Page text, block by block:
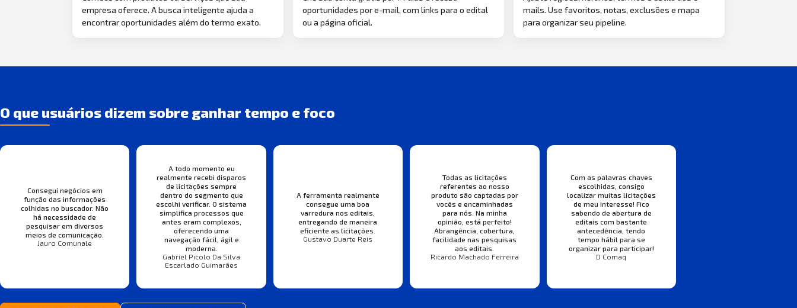
empresa oferece. A busca inteligente ajuda a
encontrar oportunidades além do termo exato.
oportunidades por e-mail, com links para o edital
ou a página oficial.
mails. Use favoritos, notas, exclusões e mapa
para organizar seu pipeline.
O que usuários dizem sobre ganhar tempo e foco
Consegui negócios em
função das informações
colhidas no buscador. Não
há necessidade de
pesquisar em diversos
meios de comunicação.
Jauro Comunale
A todo momento eu
realmente recebi disparos
de licitações sempre
dentro do segmento que
escolhi verificar. O sistema
simplifica processos que
antes eram complexos,
oferecendo uma
navegação fácil, ágil e
moderna.
Gabriel Picolo Da Silva
Escarlado Guimarães
A ferramenta realmente
consegue uma boa
varredura nos editais,
entregando de maneira
eficiente as licitações.
Gustavo Duarte Reis
Todas as licitações
referentes ao nosso
produto são captadas por
vocês e encaminhadas
para nós. Na minha
opinião, está perfeito!
Abrangência, cobertura,
facilidade nas pesquisas
aos editais.
Ricardo Machado Ferreira
Com as palavras chaves
escolhidas, consigo
localizar muitas licitações
de meu interesse! Fico
sabendo de abertura de
editais com bastante
antecedência, tendo
tempo hábil para se
organizar para participar!
D Comaq